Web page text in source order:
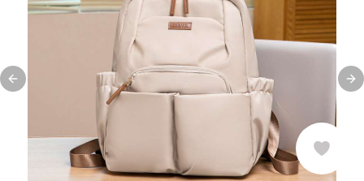
Previous slide